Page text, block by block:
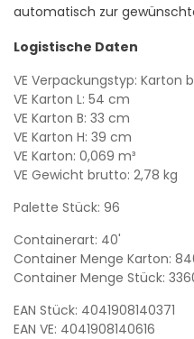
automatisch zur
Logistische Daten
VE Verpackungstyp: Karton
VE Karton L: 54 cm
VE Karton B: 33 cm
VE Karton H: 39 cm
VE Karton: 0,069 m³
VE Gewicht brutto: 2,78 kg
Palette Stück: 96
Containerart: 40'
Container Menge Karton:
Container Menge Stück:
EAN Stück: 4041908140371
EAN VE: 4041908140616